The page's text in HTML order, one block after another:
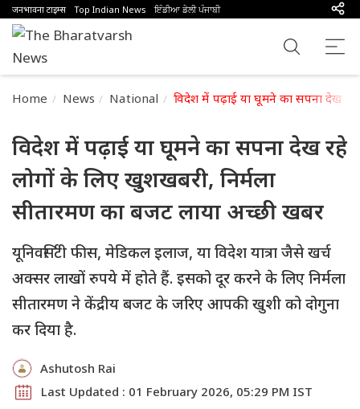
जनभावना टाइम्स Top Indian News ਇੰਡੀਆ ਡੇਲੀ ਪੰਜਾਬੀ
Home News National विदेश में पढ़ाई या घूमने का सपना देख
विदेश में पढ़ाई या घूमने का सपना देख रहे
लोगों के लिए खुशखबरी, निर्मला
सीतारमण का बजट लाया अच्छी खबर
यूनिवर्सिटी फीस, मेडिकल इलाज, या विदेश यात्रा जैसे खर्च
अक्सर लाखों रुपये में होते हैं. इसको दूर करने के लिए निर्मला
सीतारमण ने केंद्रीय बजट के जरिए आपकी खुशी को दोगुना
कर दिया है.
Ashutosh Rai
Last Updated : 01 February 2026, 05:29 PM IST